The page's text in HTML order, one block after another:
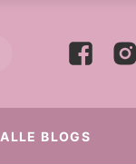
ALLE BLOGS